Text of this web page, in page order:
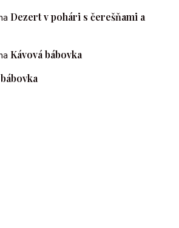
Dezert v pohári s čerešňami a
Kávová bábovka